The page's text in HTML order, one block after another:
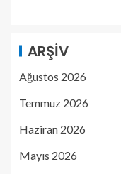
ARŞIV
Ağustos 2026
Temmuz 2026
Haziran 2026
Mayıs 2026